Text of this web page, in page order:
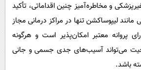
و مخاطره‌آمیز چنین اقداماتی، تأکید
مانند لیپوساکشن تنها در مراکز درمانی مجاز
پروانه معتبر امکان‌پذیر است و هرگونه
می‌تواند آسیب‌های جدی جسمی و جانی
باشد.